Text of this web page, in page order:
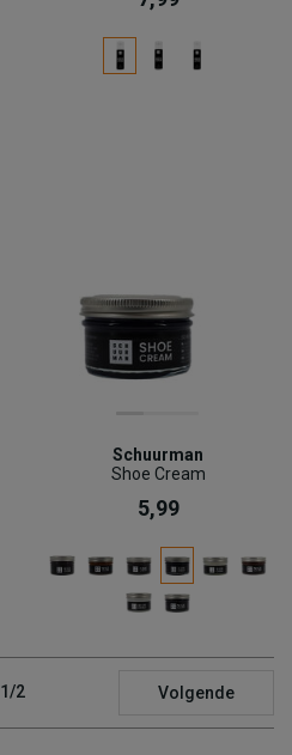
Schuurman
Shoe Cream
5,99
1/2 Volgende